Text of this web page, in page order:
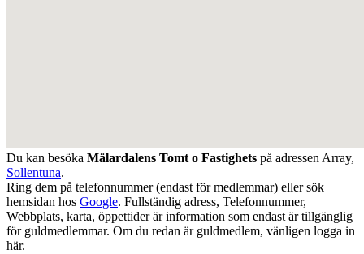
Du kan besöka Mälardalens Tomt o Fastighets på adressen Array,
Sollentuna.
Ring dem på telefonnummer (endast för medlemmar) eller sök
hemsidan hos Google. Fullständig adress, Telefonnummer,
Webbplats, karta, öppettider är information som endast är tillgänglig
för guldmedlemmar. Om du redan är guldmedlem, vänligen logga in
här.